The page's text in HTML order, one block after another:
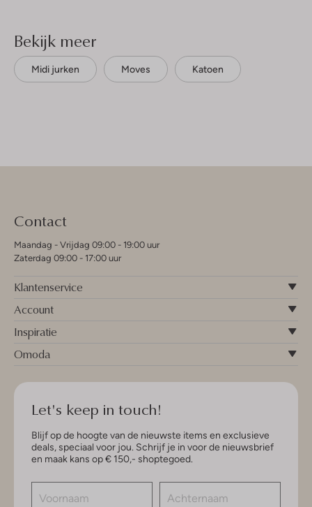
Bekijk meer
Midi jurken Moves Katoen
Contact
Maandag - Vrijdag 09:00 - 19:00 uur
Zaterdag 09:00 - 17:00 uur
Klantenservice
Account
Inspiratie
Omoda
Let's keep in touch!
Blijf op de hoogte van de nieuwste items en exclusieve
deals, speciaal voor jou. Schrijf je in voor de nieuwsbrief
en maak kans op € 150,- shoptegoed.